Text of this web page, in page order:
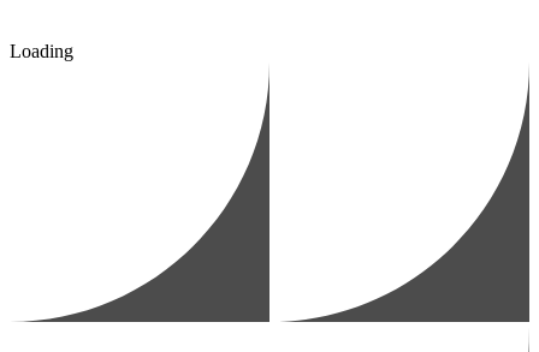
Loading